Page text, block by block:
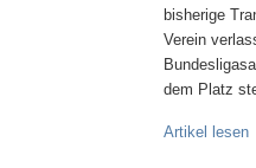
bisherige
Verein
dem Platz
Artikel lesen